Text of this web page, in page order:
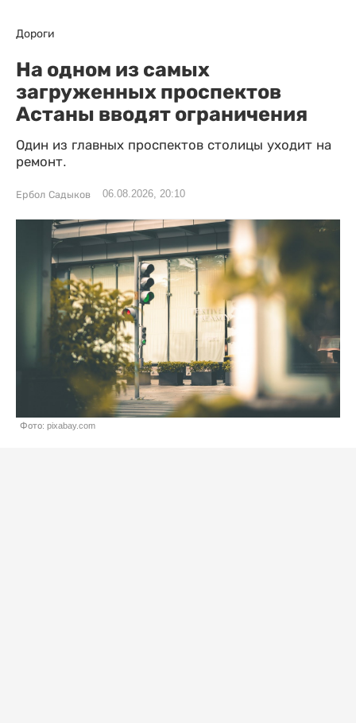
Дороги
На одном из самых
загруженных проспектов
Астаны вводят ограничения
Один из главных проспектов столицы уходит на
ремонт.
Ербол Садыков 06.08.2026, 20:10
Фото: pixabay.com